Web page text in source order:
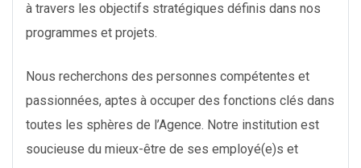
à travers les objectifs stratégiques définis dans nos
programmes et projets.
Nous recherchons des personnes compétentes et
passionnées, aptes à occuper des fonctions clés dans
toutes les sphères de l’Agence. Notre institution est
soucieuse du mieux-être de ses employé(e)s et